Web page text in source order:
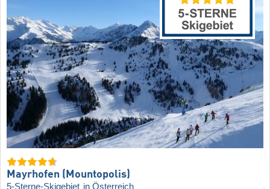
Mayrhofen (Mountopolis)
5-Sterne-Skigebiet in Österreich